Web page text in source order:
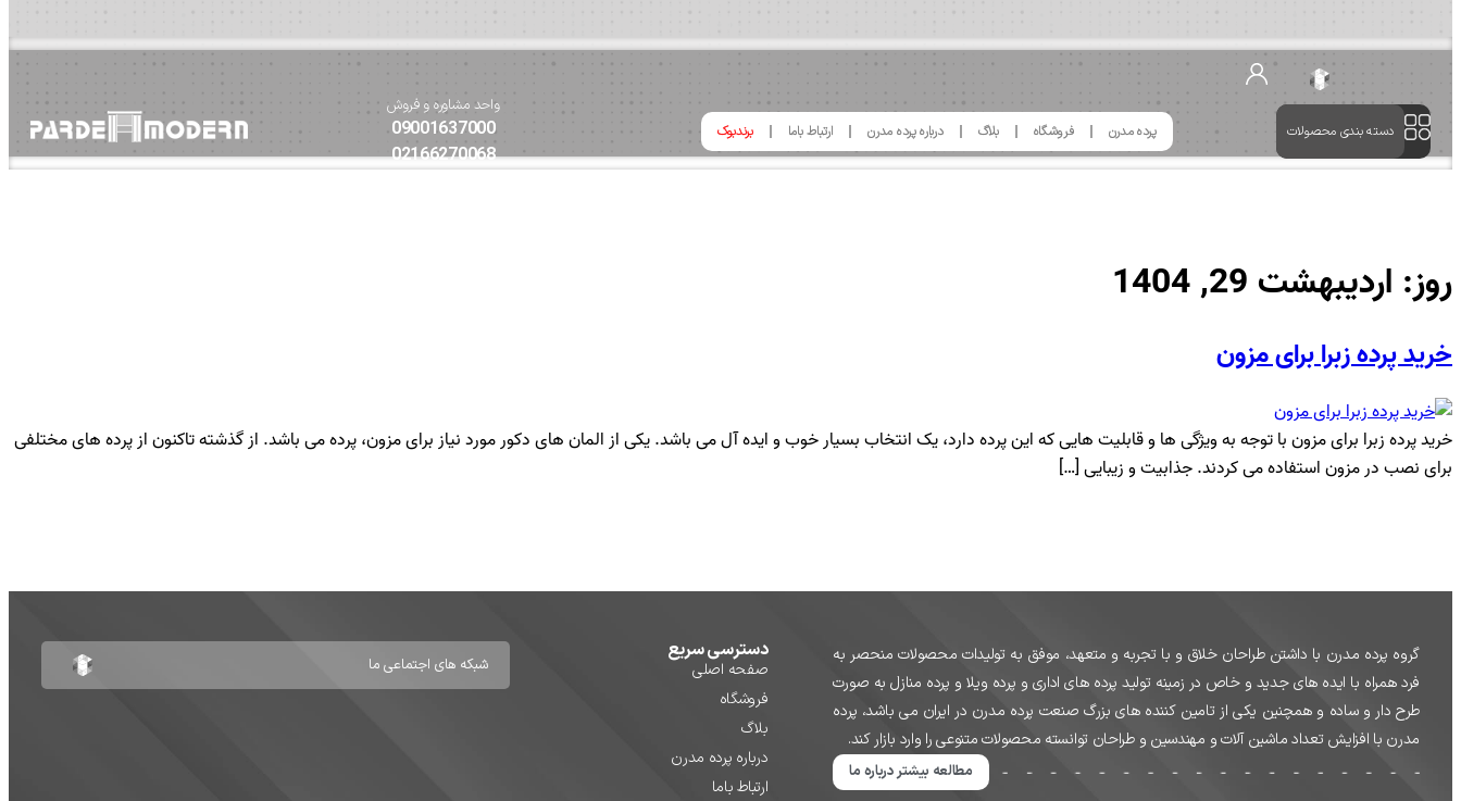
دسته بندی محصولات پرده مدرن فروشگاه بلاگ درباره پرده مدرن ارتباط باما برندبوک
09001637000
02166270068
واحد مشاوره و فروش
روز: اردیبهشت 29, 1404
خرید پرده زبرا برای مزون
خرید پرده زبرا برای مزون با توجه به ویژگی ها و قابلیت هایی که این پرده دارد، یک انتخاب بسیار خوب و ایده آل می باشد. یکی از المان های دکور مورد نیاز برای مزون، پرده می باشد. از گذشته تاکنون از پرده های مختلفی
برای نصب در مزون استفاده می کردند. جذابیت و زیبایی […]
گروه پرده مدرن با داشتن طراحان خلاق و با تجربه و متعهد، موفق به تولیدات محصولات منحصر به
فرد همراه با ایده های جدید و خاص در زمینه تولید پرده های اداری و پرده ویلا و پرده منازل به صورت
طرح دار و ساده و همچنین یکی از تامین کننده های بزرگ صنعت پرده مدرن در ایران می باشد، پرده
مدرن با افزایش تعداد ماشین آلات و مهندسین و طراحان توانسته محصولات متنوعی را وارد بازار کند.
مطالعه بیشتر درباره ما
دسترسی سریع
صفحه اصلی
فروشگاه
بلاگ
درباره پرده مدرن
ارتباط باما